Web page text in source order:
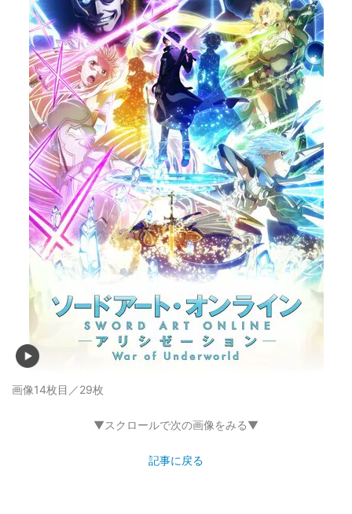
画像14枚目／29枚
▼スクロールで次の画像をみる▼
記事に戻る